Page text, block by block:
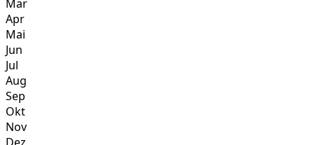
Mär
Apr
Mai
Jun
Jul
Aug
Sep
Okt
Nov